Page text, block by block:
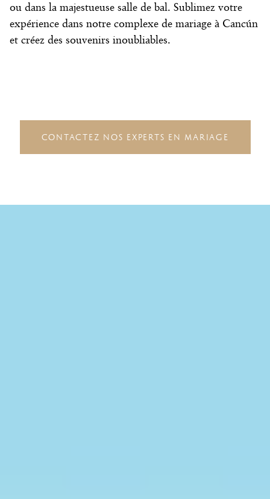
ou dans la majestueuse salle de bal. Sublimez votre
expérience dans notre complexe de mariage à Cancún
et créez des souvenirs inoubliables.
CONTACTEZ NOS EXPERTS EN MARIAGE